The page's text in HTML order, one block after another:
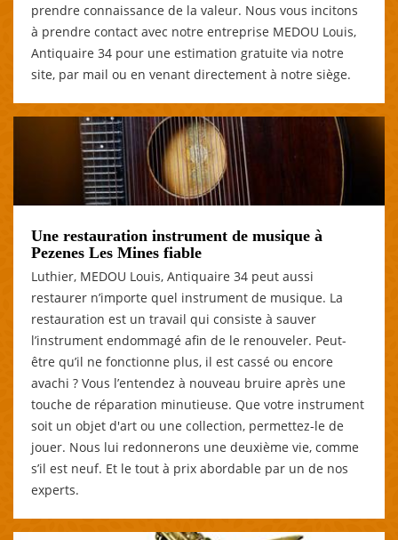
prendre connaissance de la valeur. Nous vous incitons
à prendre contact avec notre entreprise MEDOU Louis,
Antiquaire 34 pour une estimation gratuite via notre
site, par mail ou en venant directement à notre siège.
Une restauration instrument de musique à
Pezenes Les Mines fiable
Luthier, MEDOU Louis, Antiquaire 34 peut aussi
restaurer n’importe quel instrument de musique. La
restauration est un travail qui consiste à sauver
l’instrument endommagé afin de le renouveler. Peut-
être qu’il ne fonctionne plus, il est cassé ou encore
avachi ? Vous l’entendez à nouveau bruire après une
touche de réparation minutieuse. Que votre instrument
soit un objet d'art ou une collection, permettez-le de
jouer. Nous lui redonnerons une deuxième vie, comme
s’il est neuf. Et le tout à prix abordable par un de nos
experts.